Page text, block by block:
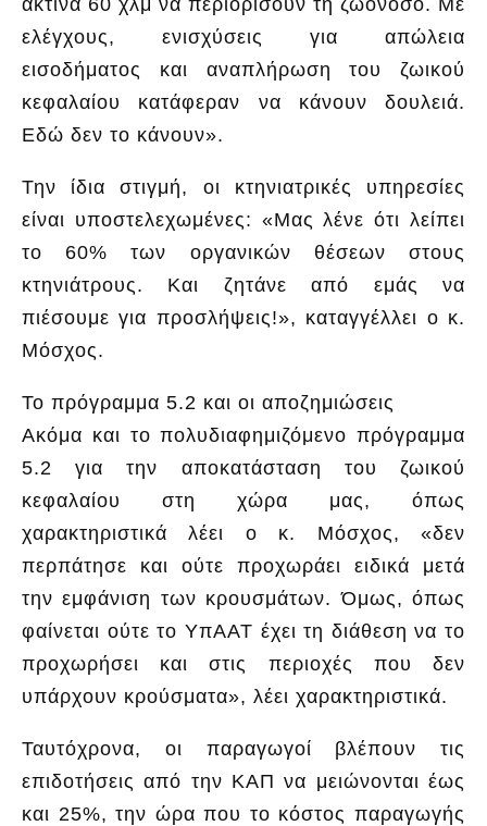
ελέγχους, ενισχύσεις για απώλεια
εισοδήματος και αναπλήρωση του ζωικού
κεφαλαίου κατάφεραν να κάνουν δουλειά.
Εδώ δεν το κάνουν».
Την ίδια στιγμή, οι κτηνιατρικές υπηρεσίες
είναι υποστελεχωμένες: «Μας λένε ότι λείπει
το 60% των οργανικών θέσεων στους
κτηνιάτρους. Και ζητάνε από εμάς να
πιέσουμε για προσλήψεις!», καταγγέλλει ο κ.
Μόσχος.
Το πρόγραμμα 5.2 και οι αποζημιώσεις
Ακόμα και το πολυδιαφημιζόμενο πρόγραμμα
5.2 για την αποκατάσταση του ζωικού
κεφαλαίου στη χώρα μας, όπως
χαρακτηριστικά λέει ο κ. Μόσχος, «δεν
περπάτησε και ούτε προχωράει ειδικά μετά
την εμφάνιση των κρουσμάτων. Όμως, όπως
φαίνεται ούτε το ΥπΑΑΤ έχει τη διάθεση να το
προχωρήσει και στις περιοχές που δεν
υπάρχουν κρούσματα», λέει χαρακτηριστικά.
Ταυτόχρονα, οι παραγωγοί βλέπουν τις
επιδοτήσεις από την ΚΑΠ να μειώνονται έως
και 25%, την ώρα που το κόστος παραγωγής